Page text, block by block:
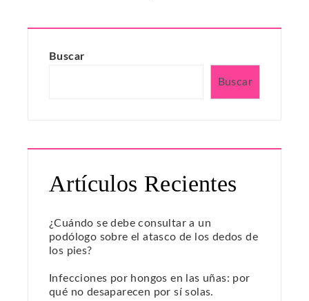
Buscar
Buscar
Artículos Recientes
¿Cuándo se debe consultar a un
podólogo sobre el atasco de los dedos de
los pies?
Infecciones por hongos en las uñas: por
qué no desaparecen por sí solas.